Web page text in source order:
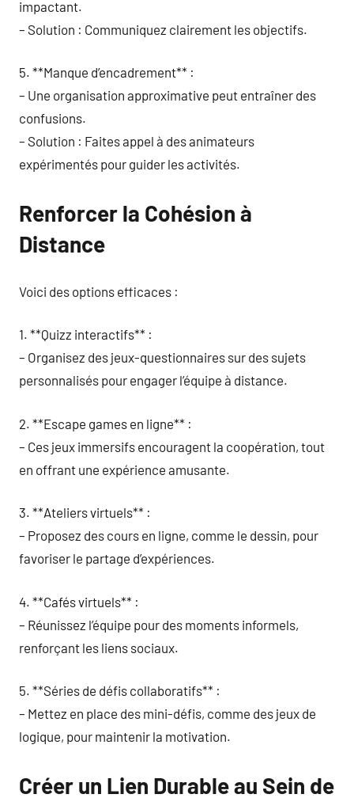
impactant.
– Solution : Communiquez clairement les objectifs.
5. **Manque d’encadrement** :
– Une organisation approximative peut entraîner des
confusions.
– Solution : Faites appel à des animateurs
expérimentés pour guider les activités.
Renforcer la Cohésion à
Distance
Voici des options efficaces :
1. **Quizz interactifs** :
– Organisez des jeux-questionnaires sur des sujets
personnalisés pour engager l’équipe à distance.
2. **Escape games en ligne** :
– Ces jeux immersifs encouragent la coopération, tout
en offrant une expérience amusante.
3. **Ateliers virtuels** :
– Proposez des cours en ligne, comme le dessin, pour
favoriser le partage d’expériences.
4. **Cafés virtuels** :
– Réunissez l’équipe pour des moments informels,
renforçant les liens sociaux.
5. **Séries de défis collaboratifs** :
– Mettez en place des mini-défis, comme des jeux de
logique, pour maintenir la motivation.
Créer un Lien Durable au Sein de